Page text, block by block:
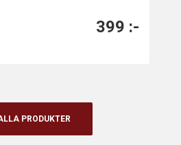
399 :-
PRODUKTER